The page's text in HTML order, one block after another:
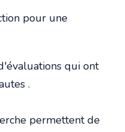
pour une
qui ont
.
permettent de